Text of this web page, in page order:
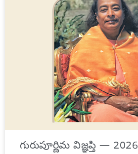
గురుపూర్ణిమ విజ్ఞప్తి — 2026